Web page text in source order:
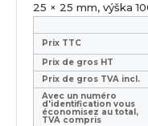
25 × 25 mm, výška
Prix TTC
Prix de gros HT
Prix de gros TVA incl.
Avec un numéro
d'identification vous
économisez au total,
TVA compris